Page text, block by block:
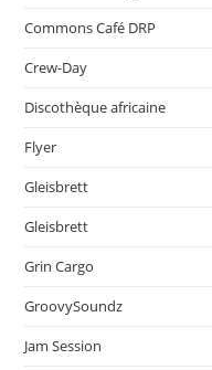
Commons Café DRP
Crew-Day
Discothèque africaine
Flyer
Gleisbrett
Gleisbrett
Grin Cargo
GroovySoundz
Jam Session